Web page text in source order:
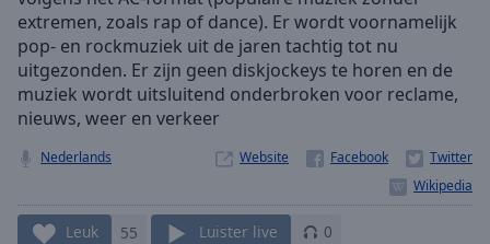
behind
liveLIVE
Remaining
Time-
Chapters
extremen, zoals rap of dance). Er wordt voornamelijk
pop- en rockmuziek uit de jaren tachtig tot nu
uitgezonden. Er zijn geen diskjockeys te horen en de
muziek wordt uitsluitend onderbroken voor reclame,
nieuws, weer en verkeer
Nederlands Website
Leuk 55 Luister live 0